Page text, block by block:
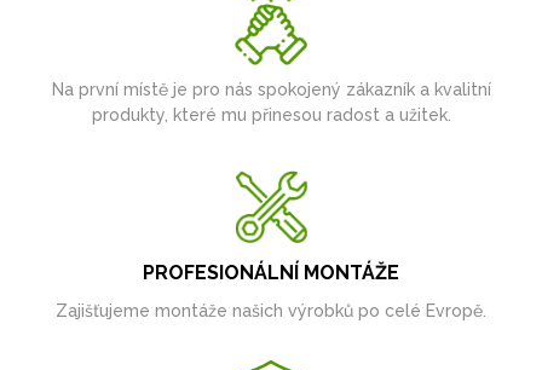
Na první místě je pro nás spokojený zákazník a kvalitní
produkty, které mu přinesou radost a užitek.
PROFESIONÁLNÍ MONTÁŽE
Zajišťujeme montáže našich výrobků po celé Evropě.